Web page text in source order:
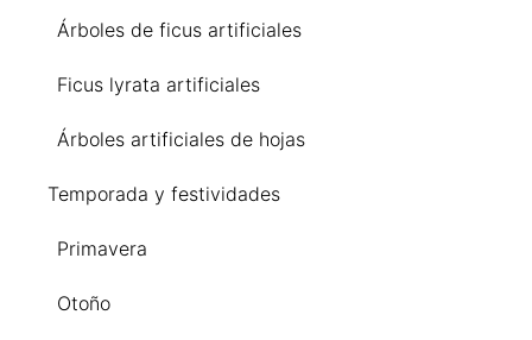
Árboles de ficus artificiales
Ficus lyrata artificiales
Árboles artificiales de hojas
Temporada y festividades
Primavera
Otoño